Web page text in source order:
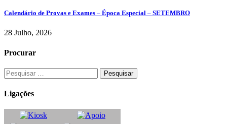
Calendário de Provas e Exames – Época Especial – SETEMBRO
28 Julho, 2026
Procurar
Ligações